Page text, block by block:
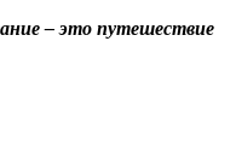
– это путешествие